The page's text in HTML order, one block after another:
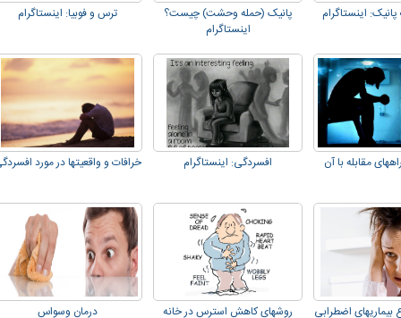
اینستاگرام
پانیک (حمله وحشت) چیست؟
اینستاگرام
ترس و فوبیا: اینستاگرام
مقابله با آن افسردگی: اینستاگرام خرافات و واقعیتها در مورد
بیماریهای اضطرابی روشهای کاهش استرس در خانه درمان وسواس